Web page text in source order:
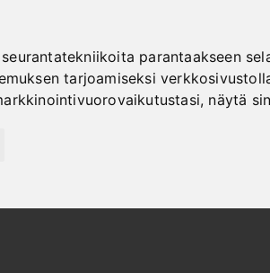
parantaakseen
tarjoamiseksi
, näytä